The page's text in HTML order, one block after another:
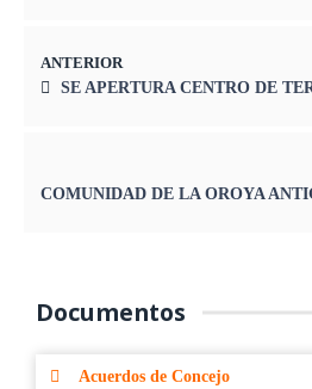
ANTERIOR
SE APERTURA CENTRO DE TERAPIAS FÍSICA Y
Documentos
Acuerdos de Concejo